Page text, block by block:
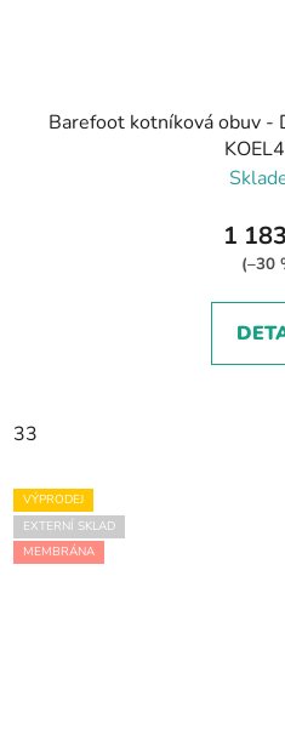
Barefoot kotníková obuv -
1
(–30
33
VÝPRODEJ
EXTERNÍ SKLAD
MEMBRÁNA